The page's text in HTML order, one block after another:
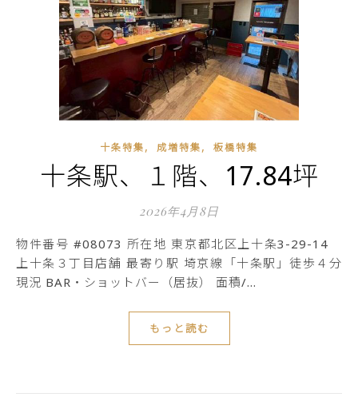
十条特集, 成増特集, 板橋特集
十条駅、１階、17.84坪
2026年4月8日
物件番号 #08073 所在地 東京都北区上十条3-29-14
上十条３丁目店舗 最寄り駅 埼京線「十条駅」徒歩４分
現況 BAR・ショットバー（居抜） 面積/…
もっと読む